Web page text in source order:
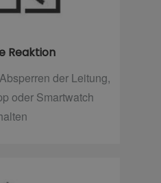
Reaktion
der Leitung,
oder Smartwatch